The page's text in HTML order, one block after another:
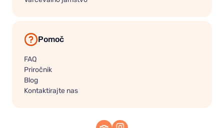
Pomoč
FAQ
Priročnik
Blog
Kontaktirajte nas